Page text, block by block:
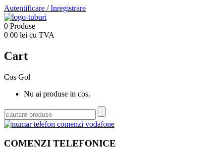
Autentificare /Inregistrare
0 Produse
0 00 lei cu TVA
Cart
Cos Gol
Nu ai produse in cos.
COMENZI TELEFONICE